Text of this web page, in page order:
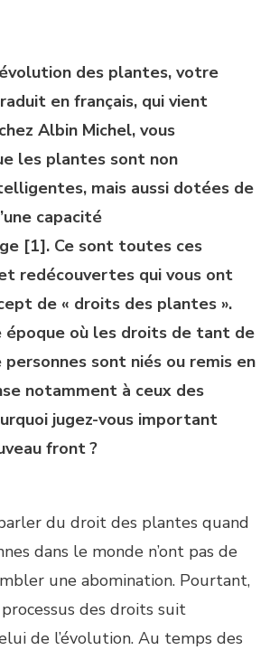
des plantes, votre
en français, qui vient
Albin Michel, vous
les plantes sont non
mais aussi dotées de
capacité
[1]. Ce sont toutes ces
redécouvertes qui vous ont
de « droits des plantes ».
époque où les droits de tant de
sont niés ou remis en
notamment à ceux des
jugez-vous important
front ?
du droit des plantes quand
dans le monde n’ont pas de
une abomination. Pourtant,
des droits suit
de l’évolution. Au temps des